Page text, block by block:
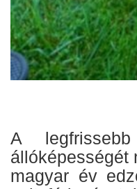
A
állóképességét
magyar év